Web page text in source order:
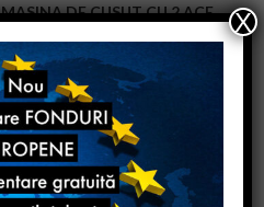
MASINA DE CUSUT CU 2 ACE
Cere ofertă
X